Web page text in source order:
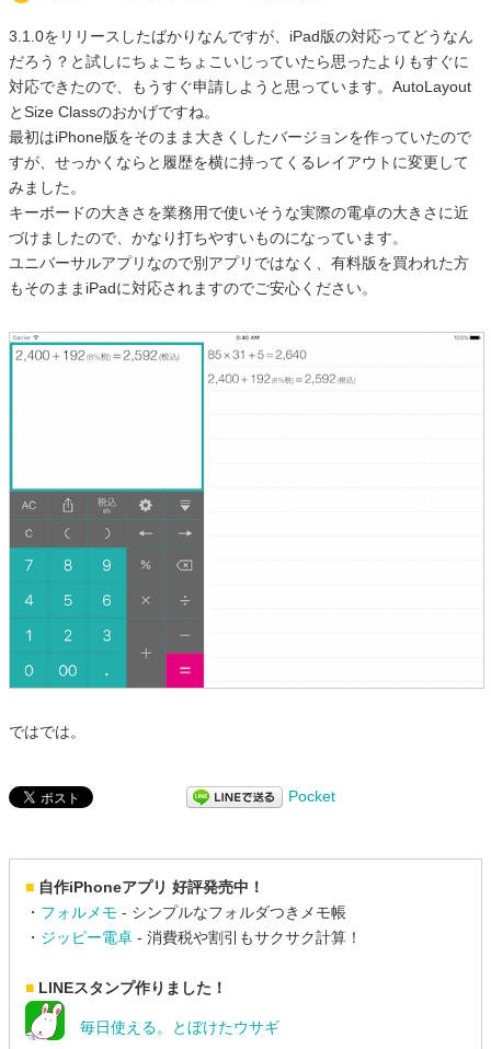
3.1.0をリリースしたばかりなんですが、iPad版の対応ってどうなん
だろう？と試しにちょこちょこいじっていたら思ったよりもすぐに
対応できたので、もうすぐ申請しようと思っています。AutoLayout
とSize Classのおかげですね。
最初はiPhone版をそのまま大きくしたバージョンを作っていたので
すが、せっかくならと履歴を横に持ってくるレイアウトに変更して
みました。
キーボードの大きさを業務用で使いそうな実際の電卓の大きさに近
づけましたので、かなり打ちやすいものになっています。
ユニバーサルアプリなので別アプリではなく、有料版を買われた方
もそのままiPadに対応されますのでご安心ください。
ではでは。
Pocket
■ 自作iPhoneアプリ 好評発売中！
・ フォルメモ - シンプルなフォルダつきメモ帳
・ ジッピー電卓 - 消費税や割引もサクサク計算！
■ LINEスタンプ作りました！
毎日使える。とぼけたウサギ